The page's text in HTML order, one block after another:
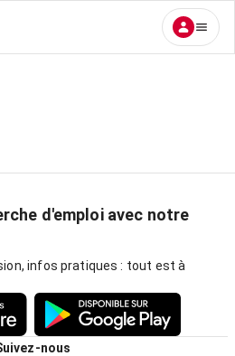
d'emploi avec notre
infos pratiques : tout est à
nous